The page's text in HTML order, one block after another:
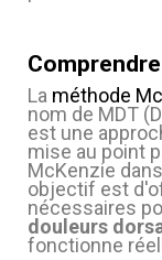
La méthode
nom de MDT
est une
mise au point
McKenzie
objectif est
nécessaires
douleurs
fonctionne